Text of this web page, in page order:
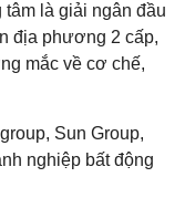
là giải ngân đầu
địa phương 2 cấp,
mắc về cơ chế,
Sun Group,
nghiệp bất động